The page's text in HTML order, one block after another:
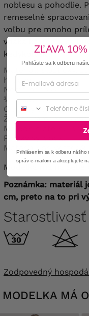
noblesu a pohodlie.
remeselné
voľbu pre mnoho
vďaka ktorému sa
kedykoľvek?
Materiál: elastický,
hrúbky.
Nemá podšívku.
¾ rukáv.
Okrúhly výstrih.
Žiadne ramenné
Má odnímateľnú
Poľský výrobok.
Materiál: polyester
Modelka má na sebe
Poznámka: materiál
cm, preto na to pri
Zodpovedný
MODELKA MÁ
ZĽAVA
Prihláste sa k odberu
Prihlásením sa k odberu nášho
správ e-mailom a akceptujete